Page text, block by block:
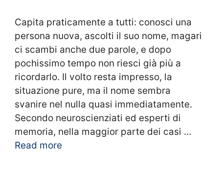
Capita praticamente a tutti: conosci una
persona nuova, ascolti il suo nome, magari
ci scambi anche due parole, e dopo
pochissimo tempo non riesci già più a
ricordarlo. Il volto resta impresso, la
situazione pure, ma il nome sembra
svanire nel nulla quasi immediatamente.
Secondo neuroscienziati ed esperti di
memoria, nella maggior parte dei casi …
Read more